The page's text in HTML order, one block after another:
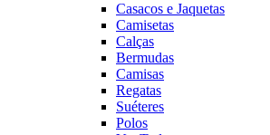
Casacos e Jaquetas
Camisetas
Calças
Bermudas
Camisas
Regatas
Suéteres
Polos